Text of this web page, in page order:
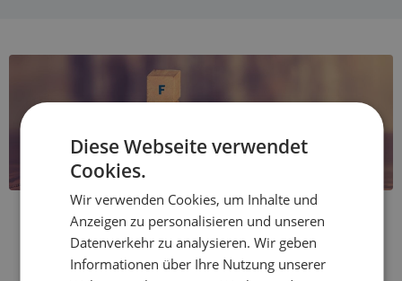
O elastycznym stylu życia
Diese Webseite verwendet
Cookies.
Wir verwenden Cookies, um Inhalte und
Anzeigen zu personalisieren und unseren
Datenverkehr zu analysieren. Wir geben
Informationen über Ihre Nutzung unserer